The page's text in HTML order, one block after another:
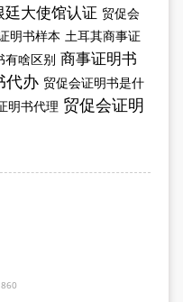
大使馆认证 贸促会
明书样本 土耳其商事证
有啥区别 商事证明书
代办 贸促会证明书是什
明书代理 贸促会证明
860